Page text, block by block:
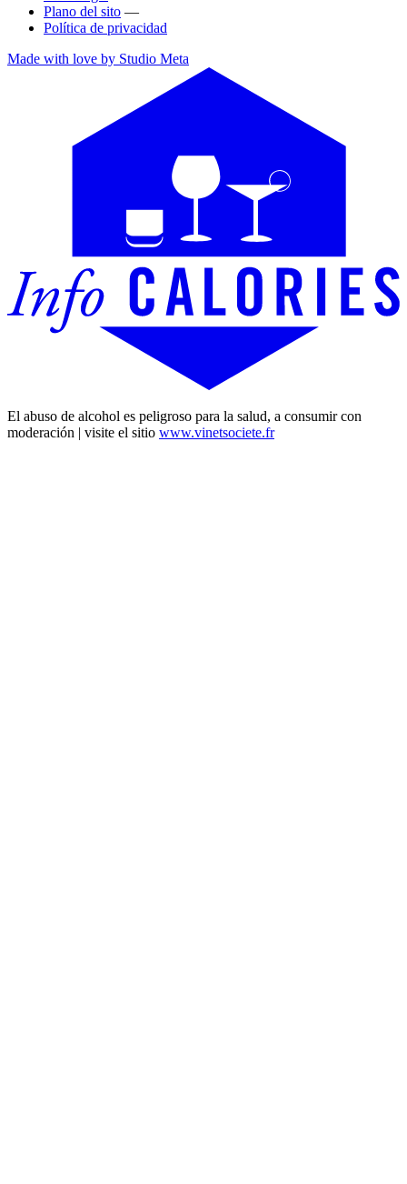
Plano del sito —
Política de privacidad
Made with love by Studio Meta
El abuso de alcohol es peligroso para la salud, a consumir con
moderación | visite el sitio www.vinetsociete.fr